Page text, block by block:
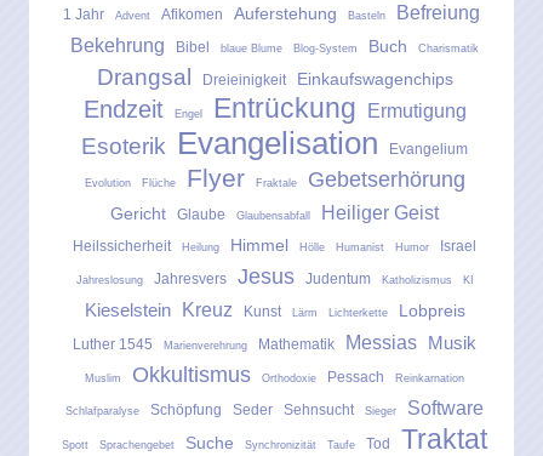
1 Jahr Advent Afikomen Auferstehung Basteln
Befreiung
Bekehrung
Bibel blaue Blume Blog-System Buch Charismatik
Drangsal Dreieinigkeit Einkaufswagenchips
Endzeit Engel Entrückung Ermutigung
Esoterik Evangelisation Evangelium
Evolution Flüche Flyer Fraktale Gebetserhörung
Gericht Glaube Glaubensabfall Heiliger Geist
Heilssicherheit Heilung Himmel Hölle Humanist Humor Israel
Jahreslosung Jahresvers Jesus Judentum Katholizismus KI
Kieselstein Kreuz Kunst Lärm Lichterkette Lobpreis
Luther 1545 Marienverehrung Mathematik Messias Musik
Muslim Okkultismus Orthodoxie Pessach Reinkarnation
Schlafparalyse Schöpfung Seder Sehnsucht Sieger Software
Spott Sprachengebet Suche Synchronizität Taufe Tod Traktat